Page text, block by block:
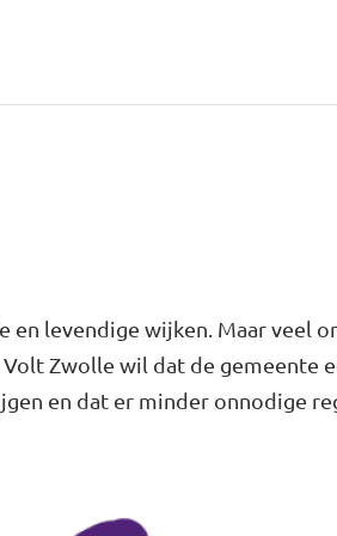
en levendige wijken. Maar veel
Zwolle wil dat de gemeente
en dat er minder onnodige